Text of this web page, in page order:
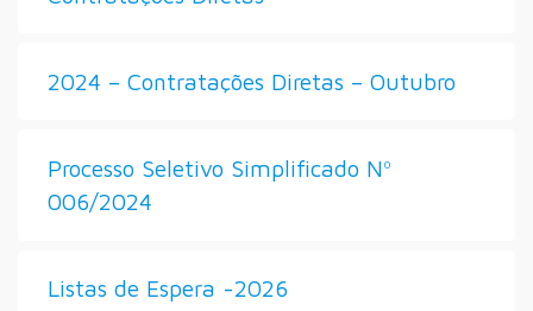
2024 – Contratações Diretas – Outubro
Processo Seletivo Simplificado Nº
006/2024
Listas de Espera -2026